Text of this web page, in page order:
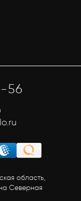
область,
Северная
56